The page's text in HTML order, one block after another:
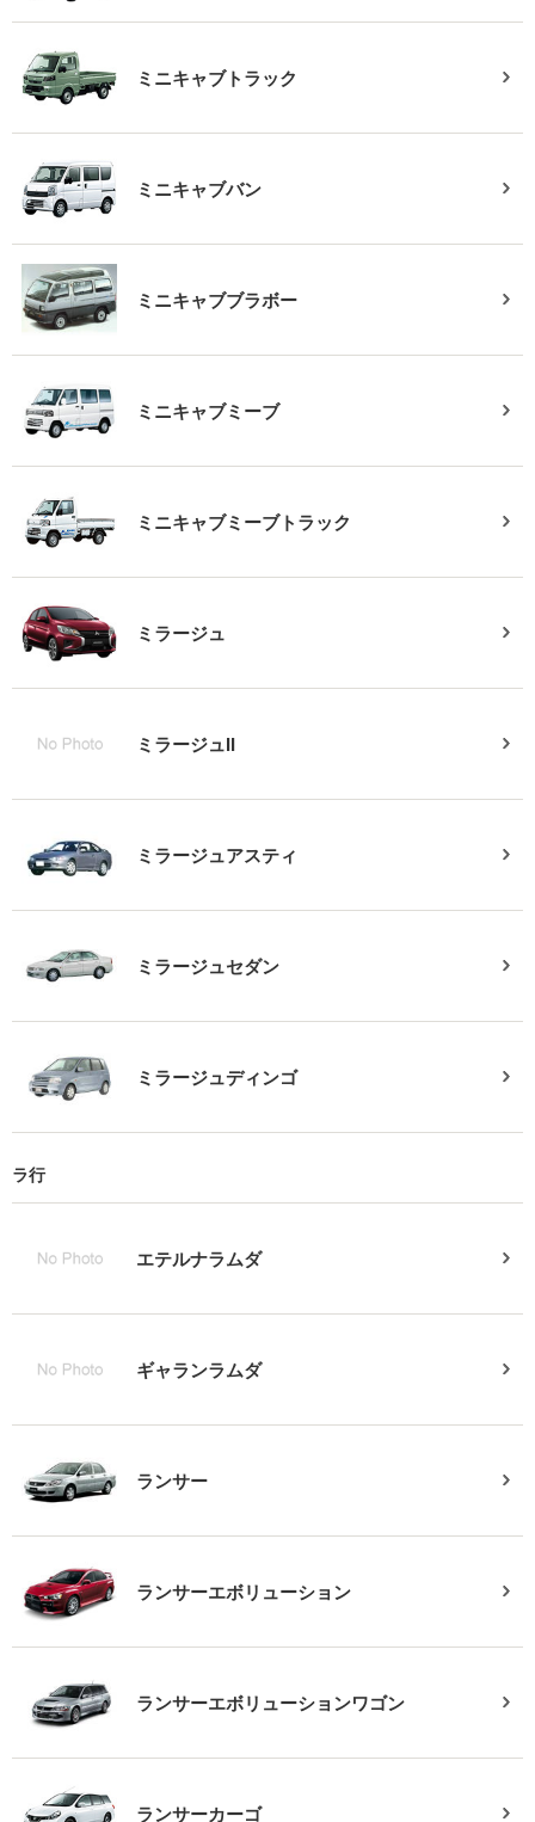
ミニキャブトラック
ミニキャブバン
ミニキャブブラボー
ミニキャブミーブ
ミニキャブミーブトラック
ミラージュ
ミラージュII
ミラージュアスティ
ミラージュセダン
ミラージュディンゴ
ラ行
エテルナラムダ
ギャランラムダ
ランサー
ランサーエボリューション
ランサーエボリューションワゴン
ランサーカーゴ